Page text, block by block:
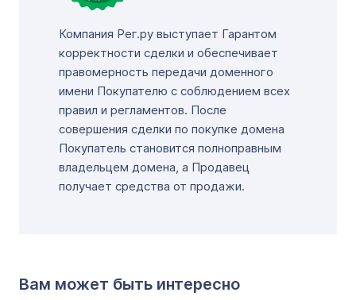
Компания Рег.ру выступает Гарантом
корректности сделки и обеспечивает
правомерность передачи доменного
имени Покупателю с соблюдением всех
правил и регламентов. После
совершения сделки по покупке домена
Покупатель становится полноправным
владельцем домена, а Продавец
получает средства от продажи.
Вам может быть интересно